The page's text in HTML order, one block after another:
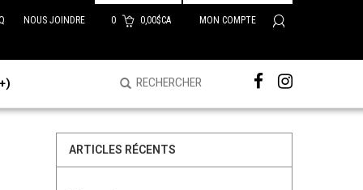
0 0,00$CA MON COMPTE
NOUS JOINDRE
ARTICLES RÉCENTS